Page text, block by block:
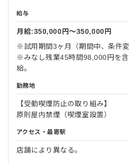
給与
月給:350,000円〜350,000円
※試用期間3ヶ月（期間中、条件変
※みなし残業45時間98,000円を
給。
勤務地
【受動喫煙防止の取り組み】
原則屋内禁煙（喫煙室設置）
アクセス・最寄駅
店舗により異なる。